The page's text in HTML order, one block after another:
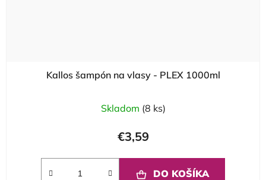
Kallos šampón na vlasy - PLEX 1000ml
Skladom (8 ks)
€3,59
DO KOŠÍKA